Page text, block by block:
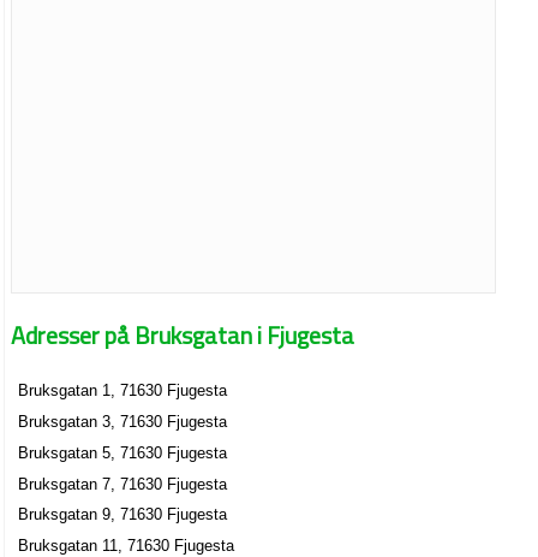
Adresser på Bruksgatan i Fjugesta
Bruksgatan 1, 71630 Fjugesta
Bruksgatan 3, 71630 Fjugesta
Bruksgatan 5, 71630 Fjugesta
Bruksgatan 7, 71630 Fjugesta
Bruksgatan 9, 71630 Fjugesta
Bruksgatan 11, 71630 Fjugesta